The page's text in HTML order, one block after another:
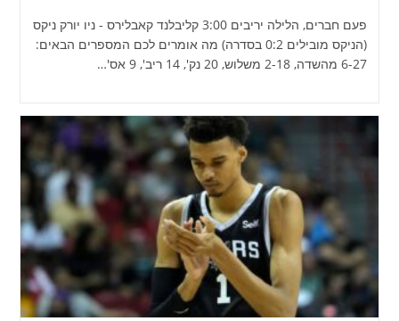
פעם חברים, הלילה יריבים 3:00 קליבלנד קאבלירס - ניו יורק ניקס
(הניקס מובילים 0:2 בסדרה) מה אומרים לכם המספרים הבאים:
6-27 מהשדה, 2-18 משלוש, 20 נק', 14 ריב', 9 אס'…